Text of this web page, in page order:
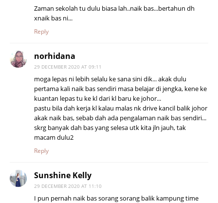
Zaman sekolah tu dulu biasa lah..naik bas...bertahun dh
xnaik bas ni...
Reply
norhidana
29 DECEMBER 2020 AT 09:11
moga lepas ni lebih selalu ke sana sini dik... akak dulu
pertama kali naik bas sendiri masa belajar di jengka, kene ke
kuantan lepas tu ke kl dari kl baru ke johor...
pastu bila dah kerja kl kalau malas nk drive kancil balik johor
akak naik bas, sebab dah ada pengalaman naik bas sendiri...
skrg banyak dah bas yang selesa utk kita jln jauh, tak
macam dulu2
Reply
Sunshine Kelly
29 DECEMBER 2020 AT 11:10
I pun pernah naik bas sorang sorang balik kampung time